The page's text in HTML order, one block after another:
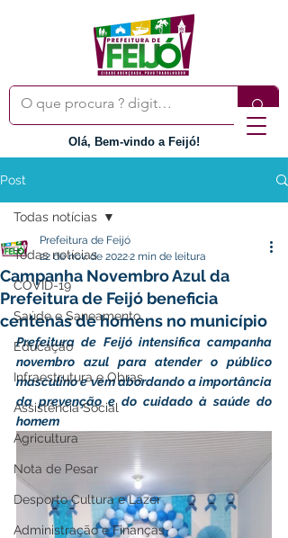
Olá, Bem-vindo a Feijó!
Post
Todas notícias
COVID-19
Saúde e Saneamento
Educação
Infraestrutura e Obras
Assistência Social
Agricultura
Nota de Pesar
Desporto Cultura e Lazer
Administração e Finanças
Todas notícias
Campanha Novembro Azul da
Prefeitura de Feijó beneficia
centenas de homens no município
Prefeitura de Feijó
22 de nov. de 20222 min de leitura
Prefeitura de Feijó intensifica campanha
novembro azul para atender o público
masculino e vem abordando a importância
da prevenção e do cuidado à saúde do
homem